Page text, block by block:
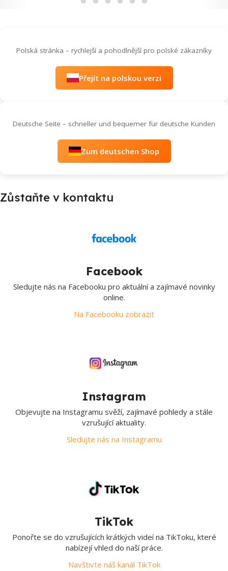
Polská stránka – rychlejší a pohodlnější pro polské zákazníky
Přejít na polskou verzi
Deutsche Seite – schneller und bequemer für deutsche Kunden
Zum deutschen Shop
Zůstaňte v kontaktu
Facebook
Sledujte nás na Facebooku pro aktuální a zajímavé novinky
online.
Na Facebooku zobrazit
Instagram
Objevujte na Instagramu svěží, zajímavé pohledy a stále
vzrušující aktuality.
Sledujte nás na Instagramu
TikTok
Ponořte se do vzrušujících krátkých videí na TikToku, které
nabízejí vhled do naší práce.
Navštivte náš kanál TikTok